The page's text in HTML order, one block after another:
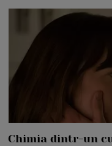
Chimia dintr-un